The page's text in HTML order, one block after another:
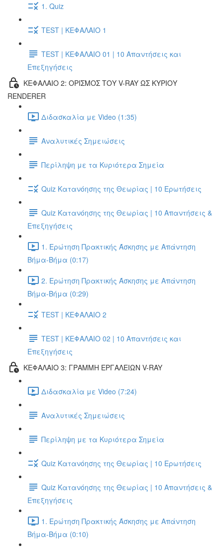
1. Quiz
TEST | ΚΕΦΑΛΑΙΟ 1
TEST | ΚΕΦΑΛΑΙΟ 01 | 10 Απαντήσεις και
Επεξηγήσεις
ΚΕΦΑΛΑΙΟ 2: ΟΡΙΣΜΟΣ ΤΟΥ V-RAY ΩΣ ΚΥΡΙΟΥ
RENDERER
Διδασκαλία με Video (1:35)
Αναλυτικές Σημειώσεις
Περίληψη με τα Κυριότερα Σημεία
Quiz Κατανόησης της Θεωρίας | 10 Ερωτήσεις
Quiz Κατανόησης της Θεωρίας | 10 Απαντήσεις &
Επεξηγήσεις
1. Ερώτηση Πρακτικής Άσκησης με Απάντηση
Βήμα-Βήμα (0:17)
2. Ερώτηση Πρακτικής Άσκησης με Απάντηση
Βήμα-Βήμα (0:29)
TEST | ΚΕΦΑΛΑΙΟ 2
TEST | ΚΕΦΑΛΑΙΟ 02 | 10 Απαντήσεις και
Επεξηγήσεις
ΚΕΦΑΛΑΙΟ 3: ΓΡΑΜΜΗ ΕΡΓΑΛΕΙΩΝ V-RAY
Διδασκαλία με Video (7:24)
Αναλυτικές Σημειώσεις
Περίληψη με τα Κυριότερα Σημεία
Quiz Κατανόησης της Θεωρίας | 10 Ερωτήσεις
Quiz Κατανόησης της Θεωρίας | 10 Απαντήσεις &
Επεξηγήσεις
1. Ερώτηση Πρακτικής Άσκησης με Απάντηση
Βήμα-Βήμα (0:10)